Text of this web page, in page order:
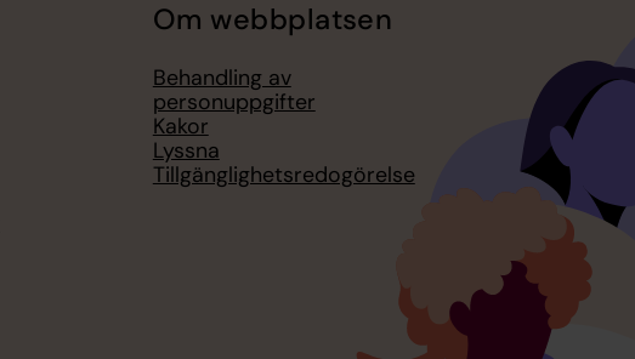
Om webbplatsen
Behandling av
personuppgifter
Kakor
Lyssna
Tillgänglighetsredogörelse